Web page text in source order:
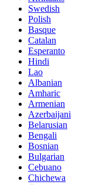
Swedish
Polish
Basque
Catalan
Esperanto
Hindi
Lao
Albanian
Amharic
Armenian
Azerbaijani
Belarusian
Bengali
Bosnian
Bulgarian
Cebuano
Chichewa